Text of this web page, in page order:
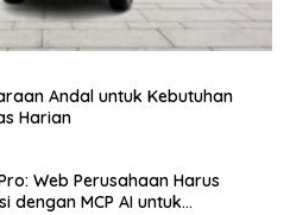
Andal untuk Kebutuhan
Harian
Web Perusahaan Harus
dengan MCP AI untuk